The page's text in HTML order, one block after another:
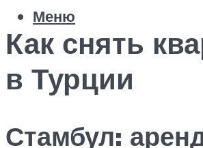
Меню
Как снять
в Турции
Стамбул: